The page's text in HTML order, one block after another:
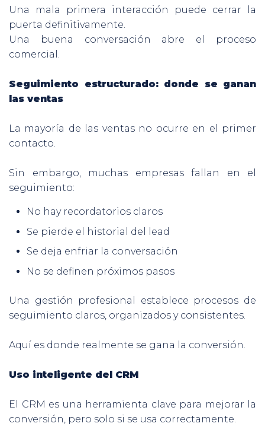
Una mala primera interacción puede cerrar la
puerta definitivamente.
Una buena conversación abre el proceso
comercial.
Seguimiento estructurado: donde se ganan
las ventas
La mayoría de las ventas no ocurre en el primer
contacto.
Sin embargo, muchas empresas fallan en el
seguimiento:
No hay recordatorios claros
Se pierde el historial del lead
Se deja enfriar la conversación
No se definen próximos pasos
Una gestión profesional establece procesos de
seguimiento claros, organizados y consistentes.
Aquí es donde realmente se gana la conversión.
Uso inteligente del CRM
El CRM es una herramienta clave para mejorar la
conversión, pero solo si se usa correctamente.